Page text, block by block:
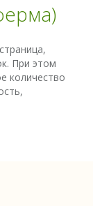
При этом
количество